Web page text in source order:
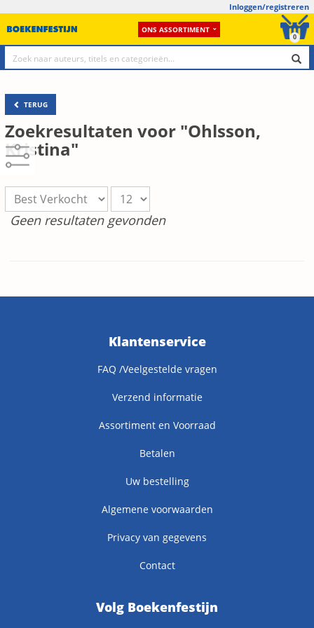
Inloggen/registreren
ONS ASSORTIMENT
0
TERUG
Zoekresultaten voor "Ohlsson,
Kristina"
Geen resultaten gevonden
Klantenservice
FAQ /Veelgestelde vragen
Verzend informatie
Assortiment en Voorraad
Betalen
Uw bestelling
Algemene voorwaarden
Privacy van gegevens
Contact
Volg Boekenfestijn